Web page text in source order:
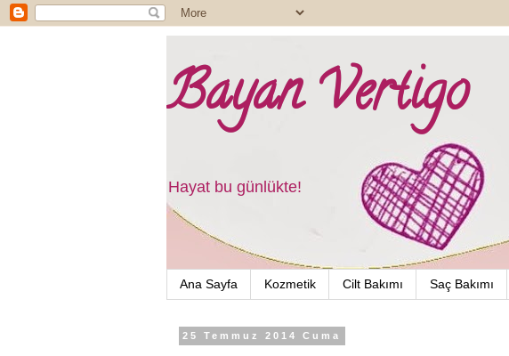
Bayan Vertigo
Hayat bu günlükte!
Ana Sayfa Kozmetik Cilt Bakımı Saç Bakımı
25 Temmuz 2014 Cuma